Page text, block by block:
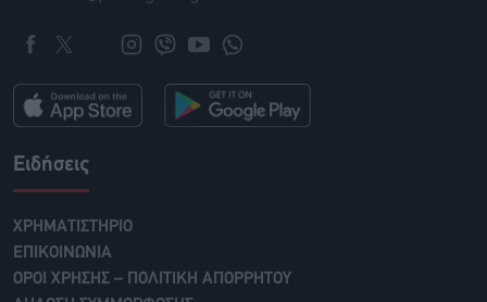
Ειδήσεις
ΧΡΗΜΑΤΙΣΤΗΡΙΟ
ΕΠΙΚΟΙΝΩΝΙΑ
ΟΡΟΙ ΧΡΗΣΗΣ – ΠΟΛΙΤΙΚΗ ΑΠΟΡΡΗΤΟΥ